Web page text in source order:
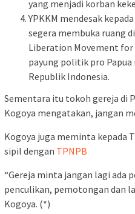
yang menjadi korban
YPKKM mendesak
segera membuka ruang
Liberation Movement for
payung politik pro Papua
Republik Indonesia.
Sementara itu tokoh gereja di
Kogoya mengatakan, jangan
Kogoya juga meminta kepada
sipil dengan TPNPB
“Gereja minta jangan lagi ada
penculikan, pemotongan dan
Kogoya. (*)